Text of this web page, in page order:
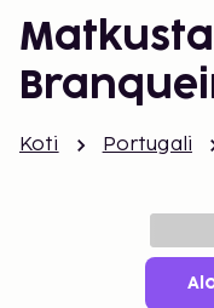
Koti Portugali